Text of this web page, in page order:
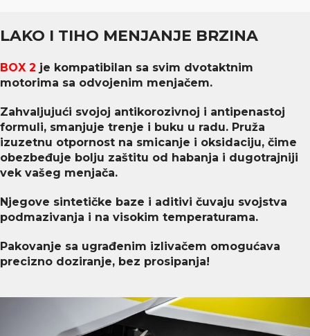
LAKO I TIHO MENJANJE BRZINA
BOX 2 je kompatibilan sa svim dvotaktnim
motorima sa odvojenim menjačem.
Zahvaljujući svojoj antikorozivnoj i antipenastoj
formuli, smanjuje trenje i buku u radu. Pruža
izuzetnu otpornost na smicanje i oksidaciju, čime
obezbeđuje bolju zaštitu od habanja i dugotrajniji
vek vašeg menjača.
Njegove sintetičke baze i aditivi čuvaju svojstva
podmazivanja i na visokim temperaturama.
Pakovanje sa ugrađenim izlivačem omogućava
precizno doziranje, bez prosipanja!